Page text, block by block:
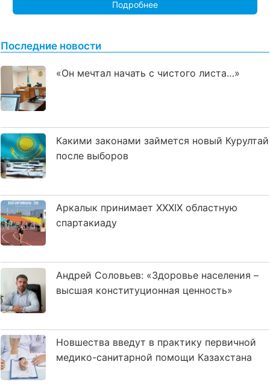
Подробнее
Последние новости
«Он мечтал начать с чистого листа…»
Какими законами займется новый Курултай
после выборов
Аркалык принимает XXXIX областную
спартакиаду
Андрей Соловьев: «Здоровье населения –
высшая конституционная ценность»
Новшества введут в практику первичной
медико-санитарной помощи Казахстана